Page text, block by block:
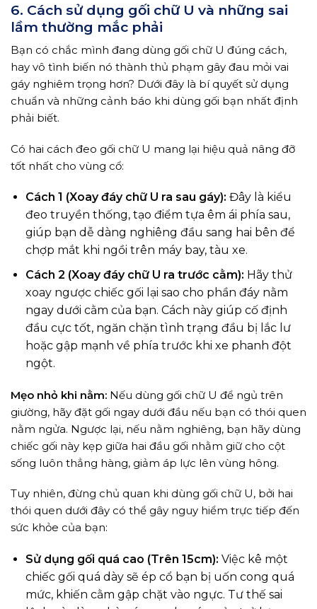
6. Cách sử dụng gối chữ U và những sai
lầm thường mắc phải
Bạn có chắc mình đang dùng gối chữ U đúng cách,
hay vô tình biến nó thành thủ phạm gây đau mỏi vai
gáy nghiêm trọng hơn? Dưới đây là bí quyết sử dụng
chuẩn và những cảnh báo khi dùng gối bạn nhất định
phải biết.
Có hai cách đeo gối chữ U mang lại hiệu quả nâng đỡ
tốt nhất cho vùng cổ:
Cách 1 (Xoay đáy chữ U ra sau gáy): Đây là kiểu
đeo truyền thống, tạo điểm tựa êm ái phía sau,
giúp bạn dễ dàng nghiêng đầu sang hai bên để
chợp mắt khi ngồi trên máy bay, tàu xe.
Cách 2 (Xoay đáy chữ U ra trước cằm): Hãy thử
xoay ngược chiếc gối lại sao cho phần đáy nằm
ngay dưới cằm của bạn. Cách này giúp cố định
đầu cực tốt, ngăn chặn tình trạng đầu bị lắc lư
hoặc gập mạnh về phía trước khi xe phanh đột
ngột.
Mẹo nhỏ khi nằm: Nếu dùng gối chữ U để ngủ trên
giường, hãy đặt gối ngay dưới đầu nếu bạn có thói quen
nằm ngửa. Ngược lại, nếu nằm nghiêng, bạn hãy dùng
chiếc gối này kẹp giữa hai đầu gối nhằm giữ cho cột
sống luôn thẳng hàng, giảm áp lực lên vùng hông.
Tuy nhiên, đừng chủ quan khi dùng gối chữ U, bởi hai
thói quen dưới đây có thể gây nguy hiểm trực tiếp đến
sức khỏe của bạn:
Sử dụng gối quá cao (Trên 15cm): Việc kê một
chiếc gối quá dày sẽ ép cổ bạn bị uốn cong quá
mức, khiến cằm gập chặt vào ngực. Tư thế sai